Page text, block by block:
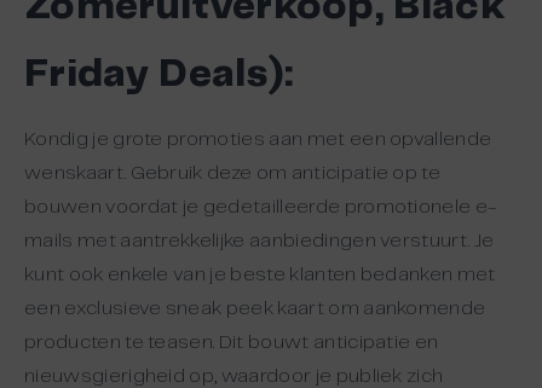
Friday Deals):
Kondig je grote promoties aan met een opvallende
wenskaart. Gebruik deze om anticipatie op te
bouwen voordat je gedetailleerde promotionele e-
mails met aantrekkelijke aanbiedingen verstuurt. Je
kunt ook enkele van je beste klanten bedanken met
een exclusieve sneak peek kaart om aankomende
producten te teasen. Dit bouwt anticipatie en
nieuwsgierigheid op, waardoor je publiek zich